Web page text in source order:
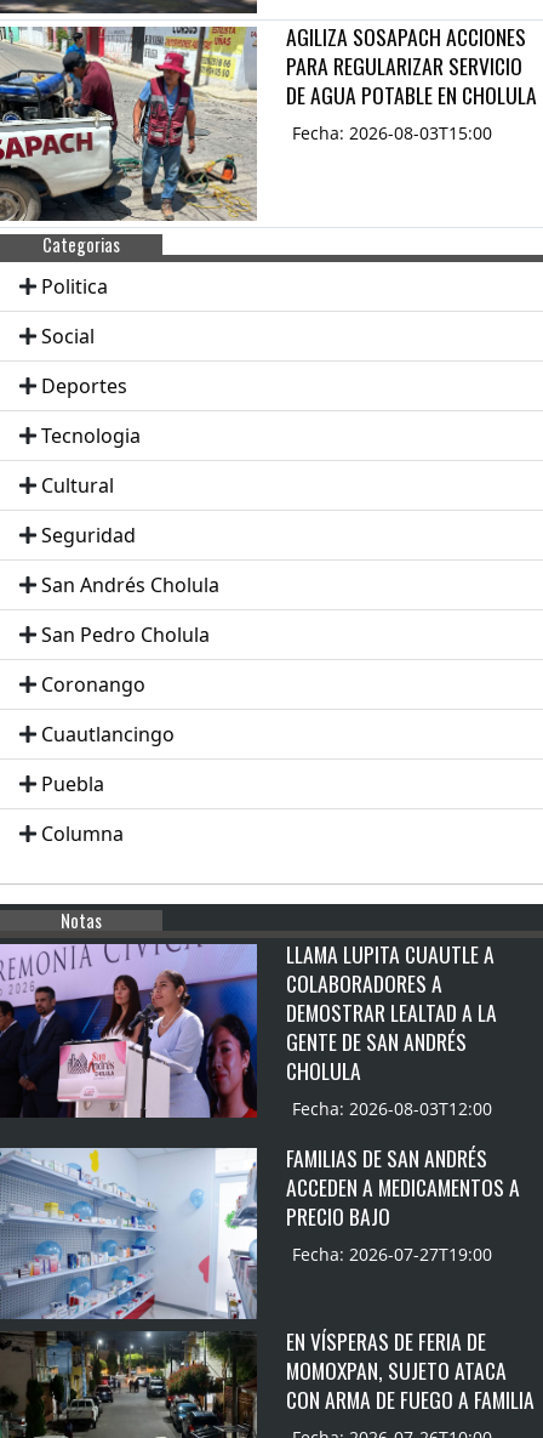
AGILIZA SOSAPACH ACCIONES
PARA REGULARIZAR SERVICIO
DE AGUA POTABLE EN CHOLULA
Fecha: 2026-08-03T15:00
Categorias
Politica
Social
Deportes
Tecnologia
Cultural
Seguridad
San Andrés Cholula
San Pedro Cholula
Coronango
Cuautlancingo
Puebla
Columna
Notas
LLAMA LUPITA CUAUTLE A
COLABORADORES A
DEMOSTRAR LEALTAD A LA
GENTE DE SAN ANDRÉS
CHOLULA
Fecha: 2026-08-03T12:00
FAMILIAS DE SAN ANDRÉS
ACCEDEN A MEDICAMENTOS A
PRECIO BAJO
Fecha: 2026-07-27T19:00
EN VÍSPERAS DE FERIA DE
MOMOXPAN, SUJETO ATACA
CON ARMA DE FUEGO A FAMILIA